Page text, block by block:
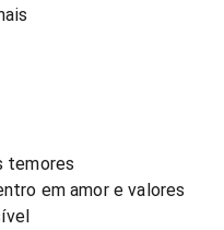
temores
em amor e valores